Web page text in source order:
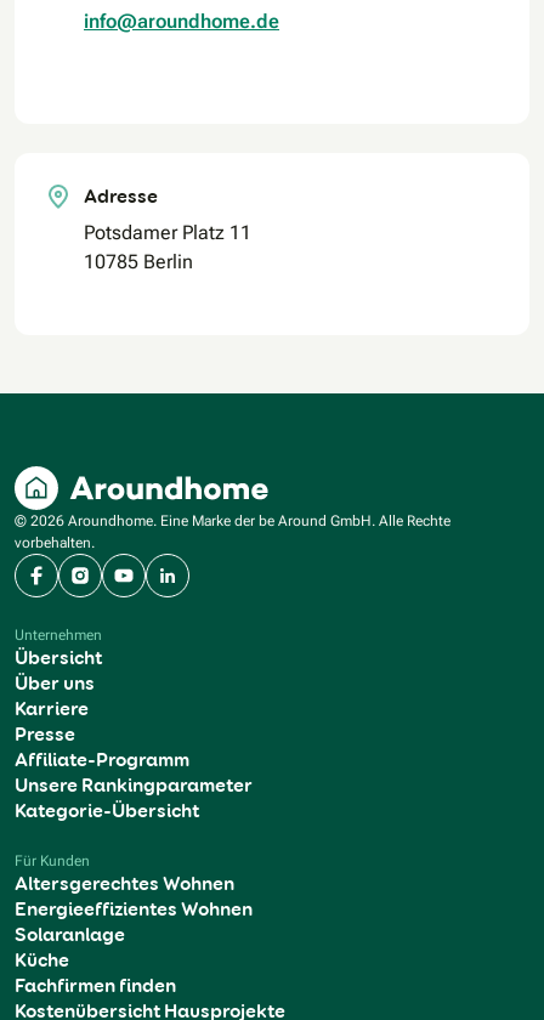
info@aroundhome.de
Adresse
Potsdamer Platz 11
10785 Berlin
© 2026 Aroundhome. Eine Marke der be Around GmbH. Alle Rechte
vorbehalten.
FacebookInstagram
YouTubeLinkedIn
Unternehmen
Übersicht
Über uns
Karriere
Presse
Affiliate-Programm
Unsere Rankingparameter
Kategorie-Übersicht
Für Kunden
Altersgerechtes Wohnen
Energieeffizientes Wohnen
Solaranlage
Küche
Fachfirmen finden
Kostenübersicht Hausprojekte